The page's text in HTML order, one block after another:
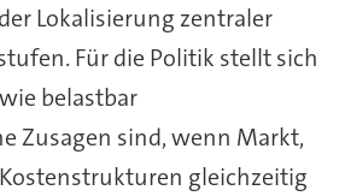
Lokalisierung zentraler
Für die Politik stellt sich
belastbar
Zusagen sind, wenn Markt,
gleichzeitig